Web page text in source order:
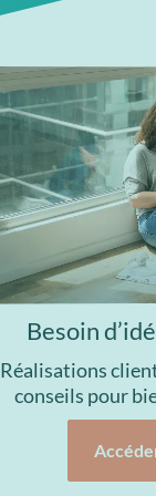
Besoin
Réalisations
conseils pour